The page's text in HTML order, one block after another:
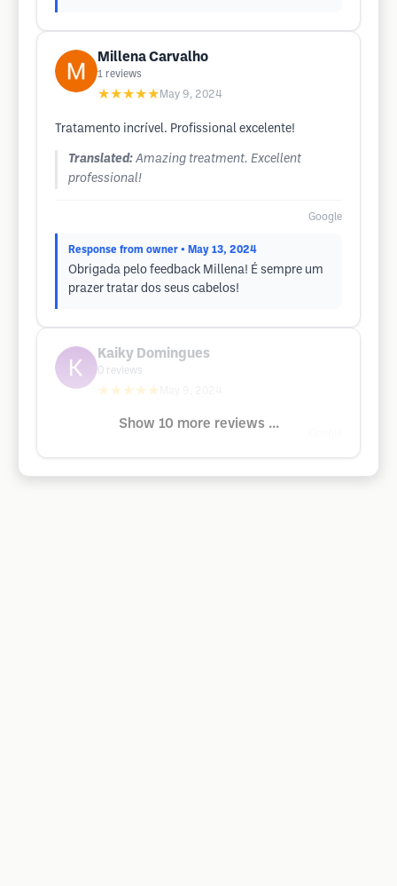
Millena Carvalho
1 reviews
★★★★★ May 9, 2024
Tratamento incrível. Profissional excelente!
Translated: Amazing treatment. Excellent
professional!
Google
Response from owner • May 13, 2024
Obrigada pelo feedback Millena! É sempre um
prazer tratar dos seus cabelos!
Kaiky Domingues
reviews
★★★★★
Show 10 more reviews ...